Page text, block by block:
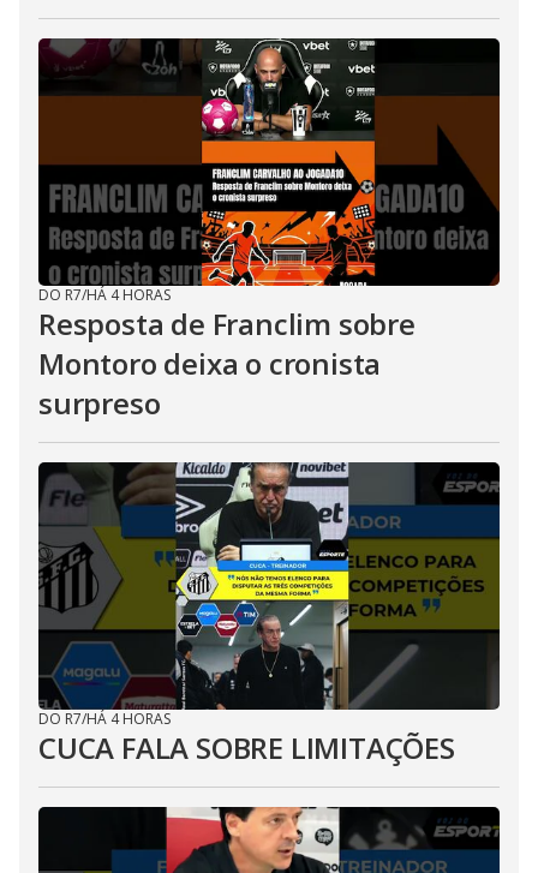
DO R7/HÁ 4 HORAS
Resposta de Franclim sobre
Montoro deixa o cronista
surpreso
DO R7/HÁ 4 HORAS
CUCA FALA SOBRE LIMITAÇÕES